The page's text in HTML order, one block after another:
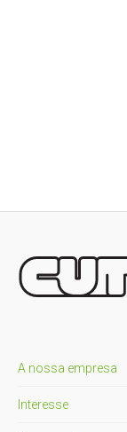
A nossa empresa
Interesse